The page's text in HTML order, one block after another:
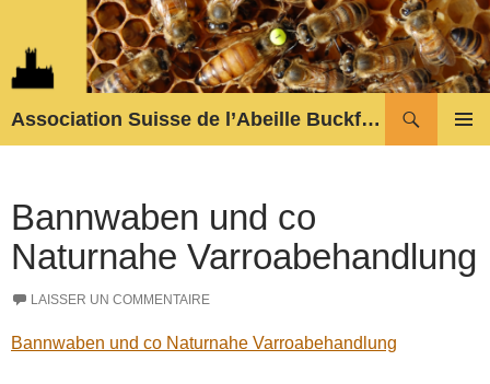
contenu
Association Suisse de l’Abeille Buckfast
Bannwaben und co
Naturnahe Varroabehandlung
LAISSER UN COMMENTAIRE
Bannwaben und co Naturnahe Varroabehandlung